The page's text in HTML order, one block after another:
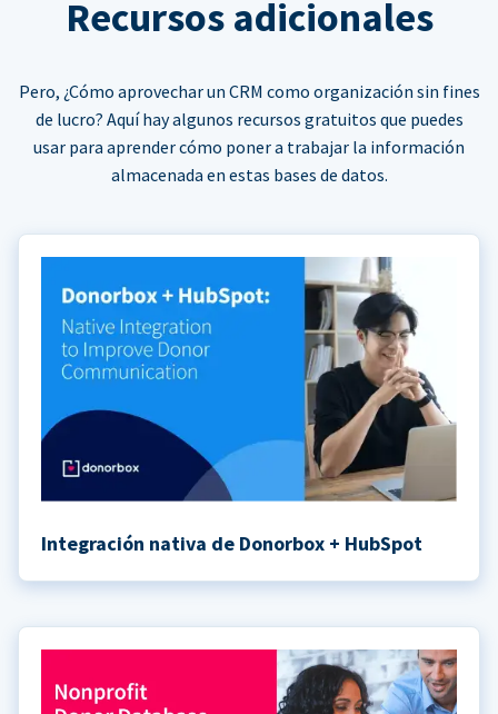
Recursos adicionales
Pero, ¿Cómo aprovechar un CRM como organización sin fines
de lucro? Aquí hay algunos recursos gratuitos que puedes
usar para aprender cómo poner a trabajar la información
almacenada en estas bases de datos.
Integración nativa de Donorbox + HubSpot